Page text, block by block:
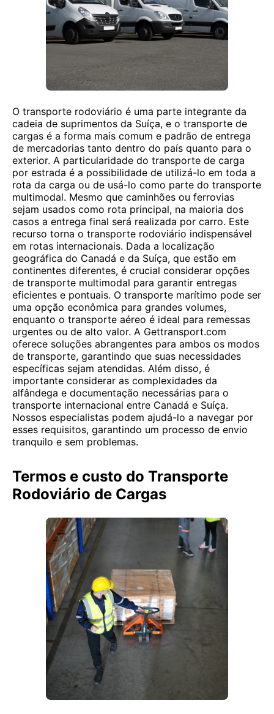
O transporte rodoviário é uma parte integrante da
cadeia de suprimentos da Suíça, e o transporte de
cargas é a forma mais comum e padrão de entrega
de mercadorias tanto dentro do país quanto para o
exterior. A particularidade do transporte de carga
por estrada é a possibilidade de utilizá-lo em toda a
rota da carga ou de usá-lo como parte do transporte
multimodal. Mesmo que caminhões ou ferrovias
sejam usados ​​como rota principal, na maioria dos
casos a entrega final será realizada por carro. Este
recurso torna o transporte rodoviário indispensável
em rotas internacionais. Dada a localização
geográfica do Canadá e da Suíça, que estão em
continentes diferentes, é crucial considerar opções
de transporte multimodal para garantir entregas
eficientes e pontuais. O transporte marítimo pode ser
uma opção econômica para grandes volumes,
enquanto o transporte aéreo é ideal para remessas
urgentes ou de alto valor. A Gettransport.com
oferece soluções abrangentes para ambos os modos
de transporte, garantindo que suas necessidades
específicas sejam atendidas. Além disso, é
importante considerar as complexidades da
alfândega e documentação necessárias para o
transporte internacional entre Canadá e Suíça.
Nossos especialistas podem ajudá-lo a navegar por
esses requisitos, garantindo um processo de envio
tranquilo e sem problemas.
Termos e custo do Transporte
Rodoviário de Cargas